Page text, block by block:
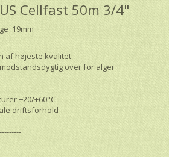
Cellfast 50m 3/4"
19mm
af højeste kvalitet
over for alger
−20/+60°С
driftsforhold